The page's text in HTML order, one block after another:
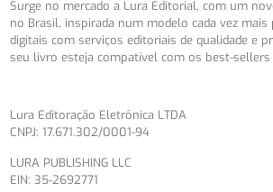
Surge no mercado a Lura Editorial, com um
no Brasil, inspirada num modelo cada vez mais
digitais com serviços editoriais de qualidade e
seu livro esteja compatível com os best-sellers
Lura Editoração Eletrônica LTDA
CNPJ: 17.671.302/0001-94
LURA PUBLISHING LLC
EIN: 35-2692771